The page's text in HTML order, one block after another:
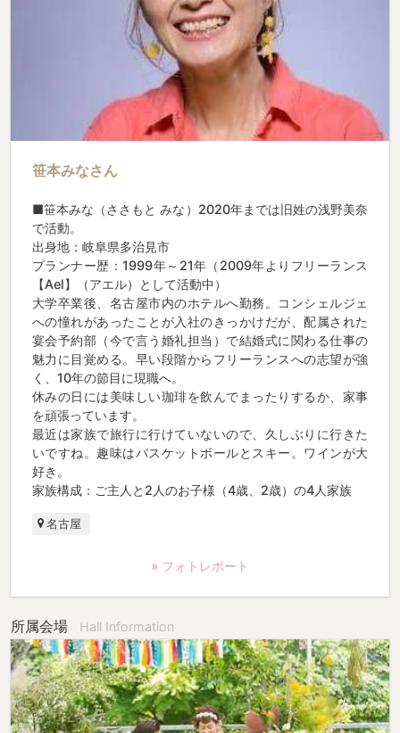
笹本みなさん
■笹本みな（ささもと みな）2020年までは旧姓の浅野美奈
で活動。
出身地：岐阜県多治見市
プランナー歴：1999年～21年（2009年よりフリーランス
【Ael】（アエル）として活動中）
大学卒業後、名古屋市内のホテルへ勤務。コンシェルジェ
への憧れがあったことが入社のきっかけだが、配属された
宴会予約部（今で言う婚礼担当）で結婚式に関わる仕事の
魅力に目覚める。早い段階からフリーランスへの志望が強
く、10年の節目に現職へ。
休みの日には美味しい珈琲を飲んでまったりするか、家事
を頑張っています。
最近は家族で旅行に行けていないので、久しぶりに行きた
いですね。趣味はバスケットボールとスキー。ワインが大
好き。
家族構成：ご主人と2人のお子様（4歳、2歳）の4人家族
名古屋
» フォトレポート
所属会場 Hall Information